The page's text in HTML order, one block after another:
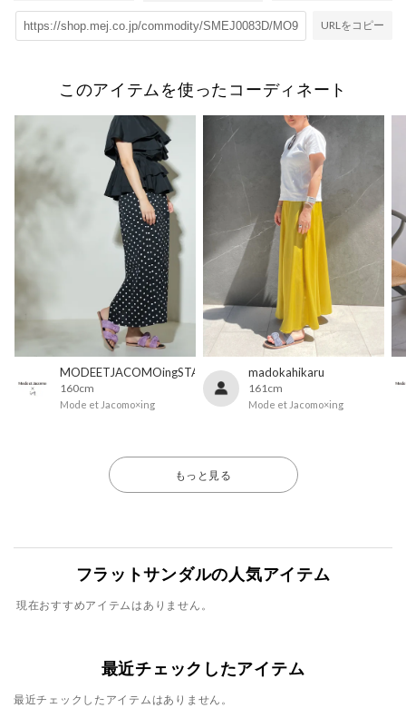
URLをコピー
このアイテムを使ったコーディネート
MODEETJACOMOingSTAFF
160cm
Mode et Jacomo×ing
madokahikaru
161cm
Mode et Jacomo×ing
もっと見る
フラットサンダルの人気アイテム
現在おすすめアイテムはありません。
最近チェックしたアイテム
最近チェックしたアイテムはありません。